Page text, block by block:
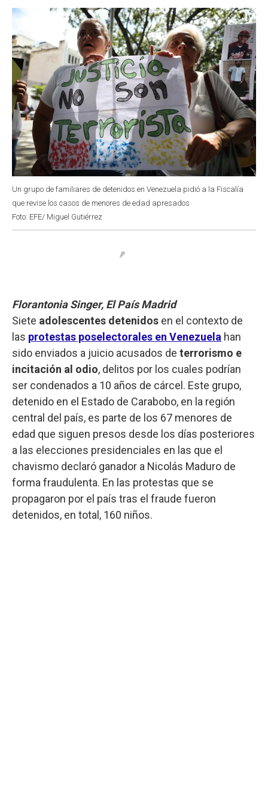
k
n
Un grupo de familiares de detenidos en Venezuela pidió a la Fiscalía
que revise los casos de menores de edad apresados
Foto: EFE/ Miguel Gutiérrez
Florantonia Singer, El País Madrid
Siete adolescentes detenidos en el contexto de
las protestas poselectorales en Venezuela han
sido enviados a juicio acusados de terrorismo e
incitación al odio, delitos por los cuales podrían
ser condenados a 10 años de cárcel. Este grupo,
detenido en el Estado de Carabobo, en la región
central del país, es parte de los 67 menores de
edad que siguen presos desde los días posteriores
a las elecciones presidenciales en las que el
chavismo declaró ganador a Nicolás Maduro de
forma fraudulenta. En las protestas que se
propagaron por el país tras el fraude fueron
detenidos, en total, 160 niños.